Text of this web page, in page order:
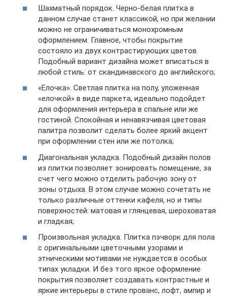
Шахматный порядок. Черно-белая плитка в
данном случае станет классикой, но при желании
можно не ограничиваться монохромным
оформлением. Главное, чтобы покрытие
состояло из двух контрастирующих цветов.
Подобный вариант дизайна может вписаться в
любой стиль: от скандинавского до английского;
«Елочка». Светлая плитка на полу, уложенная
«елочкой» в виде паркета, идеально подойдет
для оформления интерьера в спальне или же
гостиной. Спокойная и ненавязчивая цветовая
палитра позволит сделать более яркий акцент
при оформлении стен или же потолка;
Диагональная укладка. Подобный дизайн полов
из плитки позволяет зонировать помещение, за
счет чего можно отделить рабочую зону от
зоны отдыха. В этом случае можно сочетать не
только различные оттенки кафеля, но и типы
поверхностей: матовая и глянцевая, шероховатая
и гладкая;
Произвольная укладка. Плитка пэчворк для пола
с оригинальными цветочными узорами и
этническими мотивами не нуждается в особых
типах укладки. И без того яркое оформление
покрытия позволяет создавать контрастные и
яркие интерьеры в стиле прованс, лофт, ампир и